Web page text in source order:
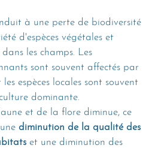
à une perte de biodiversité
d'espèces végétales et
les champs. Les
sont souvent affectés par
espèces locales sont souvent
dominante.
et de la flore diminue, ce
diminution de la qualité des
et une diminution des